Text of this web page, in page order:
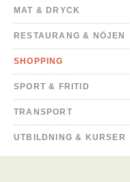
MAT & DRYCK
RESTAURANG & NÖJEN
SHOPPING
SPORT & FRITID
TRANSPORT
UTBILDNING & KURSER